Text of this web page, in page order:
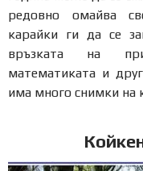
редовно омайва
карайки ги да се
връзката на
математиката и
има много снимки на